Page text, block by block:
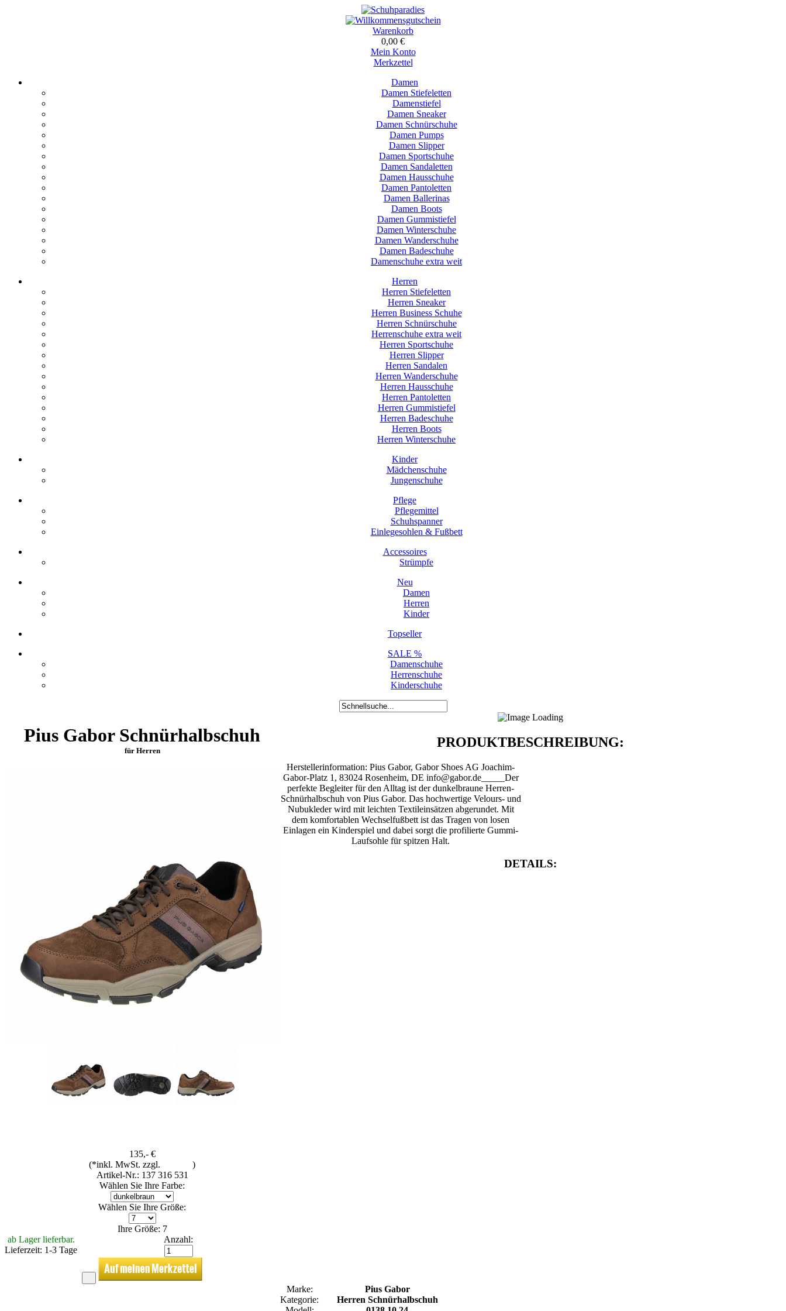
Warenkorb
0,00 €
Mein Konto
Merkzettel
Damen
Damen Stiefeletten
Damenstiefel
Damen Sneaker
Damen Schnürschuhe
Damen Pumps
Damen Slipper
Damen Sportschuhe
Damen Sandaletten
Damen Hausschuhe
Damen Pantoletten
Damen Ballerinas
Damen Boots
Damen Gummistiefel
Damen Winterschuhe
Damen Wanderschuhe
Damen Badeschuhe
Damenschuhe extra weit
Herren
Herren Stiefeletten
Herren Sneaker
Herren Business Schuhe
Herren Schnürschuhe
Herrenschuhe extra weit
Herren Sportschuhe
Herren Slipper
Herren Sandalen
Herren Wanderschuhe
Herren Hausschuhe
Herren Pantoletten
Herren Gummistiefel
Herren Badeschuhe
Herren Boots
Herren Winterschuhe
Kinder
Mädchenschuhe
Jungenschuhe
Pflege
Pflegemittel
Schuhspanner
Einlegesohlen & Fußbett
Accessoires
Strümpfe
Neu
Damen
Herren
Kinder
Topseller
SALE %
Damenschuhe
Herrenschuhe
Kinderschuhe
Pius Gabor Schnürhalbschuh
für Herren
135,- €
(*inkl. MwSt. zzgl.
)
Artikel-Nr.: 137 316 531
Wählen Sie Ihre Farbe:
Wählen Sie Ihre Größe:
Ihre Größe: 7
ab Lager lieferbar.
Lieferzeit: 1-3 Tage
Anzahl:
PRODUKTBESCHREIBUNG:
Herstellerinformation: Pius Gabor, Gabor Shoes AG Joachim-
Gabor-Platz 1, 83024 Rosenheim, DE info@gabor.de_____Der
perfekte Begleiter für den Alltag ist der dunkelbraune Herren-
Schnürhalbschuh von Pius Gabor. Das hochwertige Velours- und
Nubukleder wird mit leichten Textileinsätzen abgerundet. Mit
dem komfortablen Wechselfußbett ist das Tragen von losen
Einlagen ein Kinderspiel und dabei sorgt die profilierte Gummi-
Laufsohle für spitzen Halt.
DETAILS:
Marke:
Pius Gabor
Kategorie:
Herren Schnürhalbschuh